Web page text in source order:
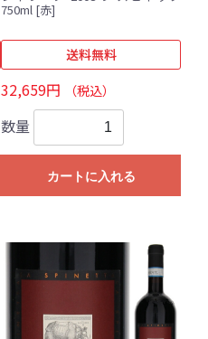
750ml [赤]
送料無料
32,659円 （税込）
数量
カートに入れる